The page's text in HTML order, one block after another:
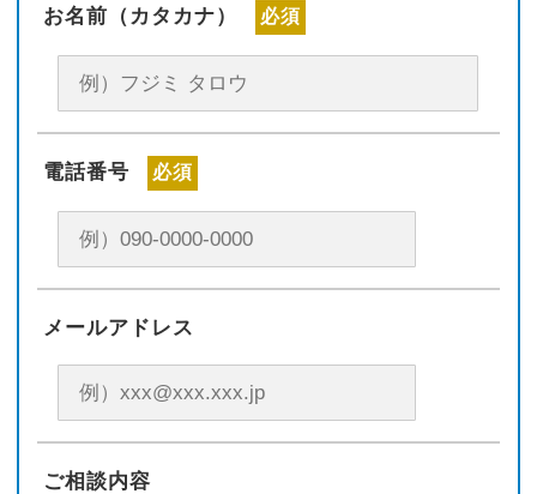
お名前（カタカナ） 必須
電話番号 必須
メールアドレス
ご相談内容